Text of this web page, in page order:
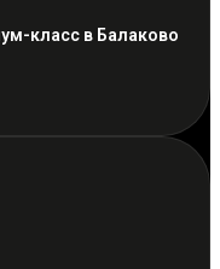
класс в Балаково